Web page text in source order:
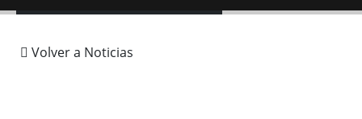
Volver a Noticias